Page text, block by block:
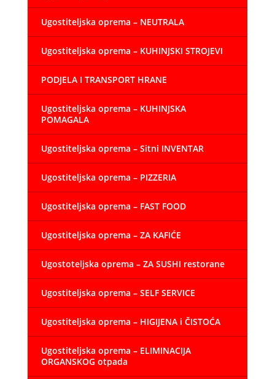
Ugostiteljska oprema – NEUTRALA
Ugostiteljska oprema – KUHINJSKI STROJEVI
PODJELA I TRANSPORT HRANE
Ugostiteljska oprema – KUHINJSKA
POMAGALA
Ugostiteljska oprema – Sitni INVENTAR
Ugostiteljska oprema – PIZZERIA
Ugostiteljska oprema – FAST FOOD
Ugostiteljska oprema – ZA KAFIĆE
Ugostoteljska oprema – ZA SUSHI restorane
Ugostiteljska oprema – SELF SERVICE
Ugostiteljska oprema – HIGIJENA i ČISTOĆA
Ugostiteljska oprema – ELIMINACIJA
ORGANSKOG otpada